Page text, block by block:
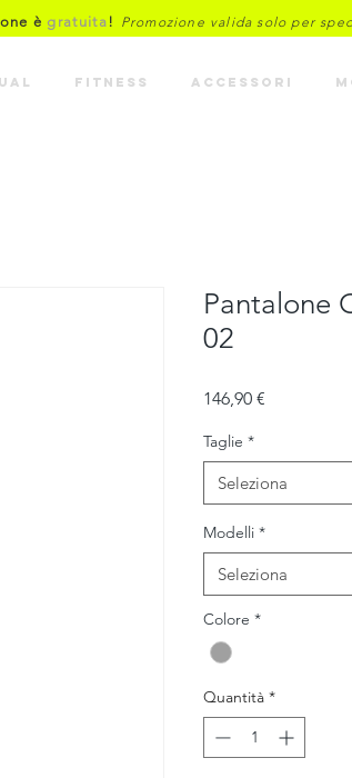
ègratuita ! Promozione valida solo per
FITNESS ACCESSORI
Pantalone
02
146,90 €
Taglie *
Seleziona
Modelli *
Seleziona
Colore *
Quantità *